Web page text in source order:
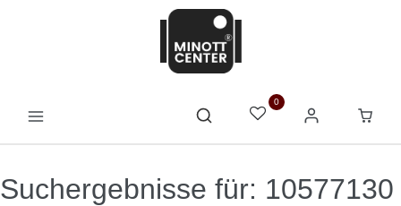
0
Suchergebnisse für: 10577130